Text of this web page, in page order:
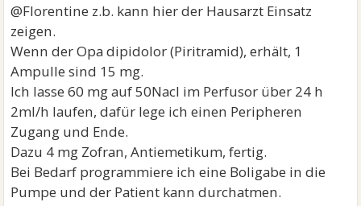
@Florentine z.b. kann hier der Hausarzt Einsatz
zeigen.
Wenn der Opa dipidolor (Piritramid), erhält, 1
Ampulle sind 15 mg.
Ich lasse 60 mg auf 50Nacl im Perfusor über 24 h
2ml/h laufen, dafür lege ich einen Peripheren
Zugang und Ende.
Dazu 4 mg Zofran, Antiemetikum, fertig.
Bei Bedarf programmiere ich eine Boligabe in die
Pumpe und der Patient kann durchatmen.